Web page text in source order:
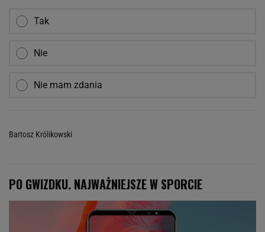
Tak
Nie
Nie mam zdania
Bartosz Królikowski